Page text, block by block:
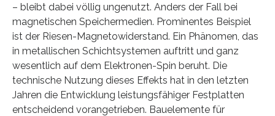
– bleibt dabei völlig ungenutzt. Anders der Fall bei
magnetischen Speichermedien. Prominentes Beispiel
ist der Riesen-Magnetowiderstand. Ein Phänomen, das
in metallischen Schichtsystemen auftritt und ganz
wesentlich auf dem Elektronen-Spin beruht. Die
technische Nutzung dieses Effekts hat in den letzten
Jahren die Entwicklung leistungsfähiger Festplatten
entscheidend vorangetrieben. Bauelemente für